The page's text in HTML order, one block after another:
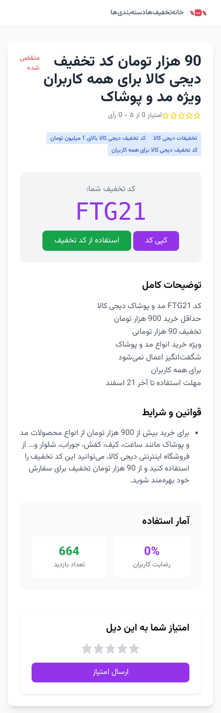
خانهتخفیف‌هادسته‌بندی‌ها
90 هزار تومان کد تخفیف
دیجی کالا برای همه کاربران
ویژه مد و پوشاک
امتیاز 0 از ۵ - 0 رأی
منقضی
شده
تخفیفات دیجی کالا
کد تخفیف دیجی کالا بالای 1 میلیون تومان
کد تخفیف دیجی کالا برای همه کاربران
کد تخفیف شما:
FTG21
کپی کد استفاده از کد تخفیف
توضیحات کامل
کد FTG21 مد و پوشاک دیجی کالا
حداقل خرید 900 هزار تومان
تخفیف 90 هزار تومانی
ویژه خرید انواع مد و پوشاک
شگفت‌انگیز اعمال نمی‌شود
برای همه کاربران
مهلت استفاده تا آخر 21 اسفند
قوانین و شرایط
برای خرید بیش از 900 هزار تومان از انواع محصولات مد
و پوشاک مانند ساعت، کیف، کفش، جوراب، شلوار و... از
فروشگاه اینترنتی دیجی کالا، می‌توانید این کد تخفیف را
استفاده کنید و از 90 هزار تومان تخفیف برای سفارش
خود بهره‌مند شوید.
آمار استفاده
0%
رضایت کاربران
664
تعداد بازدید
امتیاز شما به این دیل
ارسال امتیاز